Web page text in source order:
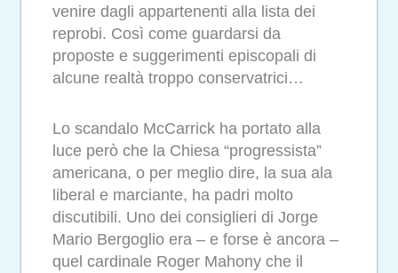
venire dagli appartenenti alla lista dei
reprobi. Così come guardarsi da
proposte e suggerimenti episcopali di
alcune realtà troppo conservatrici…
Lo scandalo McCarrick ha portato alla
luce però che la Chiesa “progressista”
americana, o per meglio dire, la sua ala
liberal e marciante, ha padri molto
discutibili. Uno dei consiglieri di Jorge
Mario Bergoglio era – e forse è ancora –
quel cardinale Roger Mahony che il